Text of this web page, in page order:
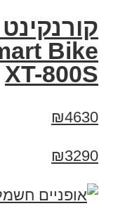
XT-800S
₪4630
₪3290